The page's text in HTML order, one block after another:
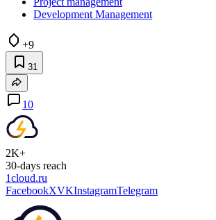
Development Management
+9
31
10
2K+
30-days reach
1cloud.ru
FacebookXVKInstagramTelegram